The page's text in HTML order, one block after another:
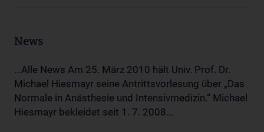
News
...Alle News Am 25. März 2010 hält Univ. Prof. Dr.
Michael Hiesmayr seine Antrittsvorlesung über „Das
Normale in Anästhesie und Intensivmedizin.“ Michael
Hiesmayr bekleidet seit 1. 7. 2008...